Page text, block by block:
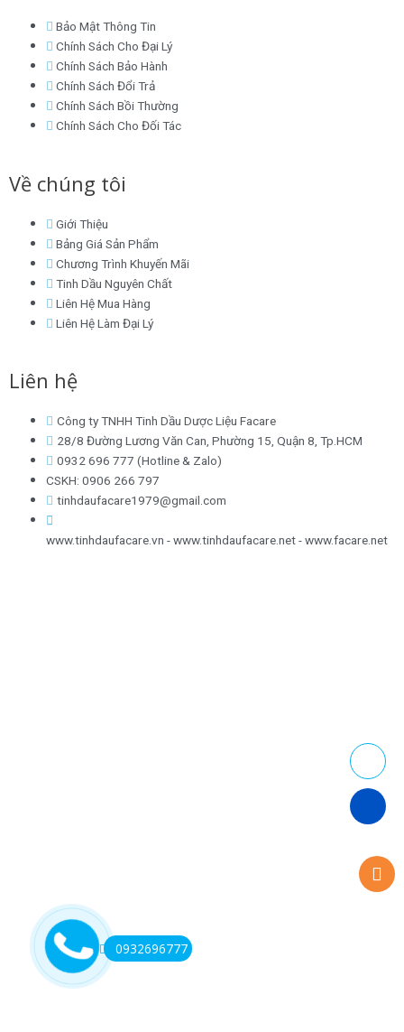
Bảo Mật Thông Tin
Chính Sách Cho Đại Lý
Chính Sách Bảo Hành
Chính Sách Đổi Trả
Chính Sách Bồi Thường
Chính Sách Cho Đối Tác
Về chúng tôi
Giới Thiệu
Bảng Giá Sản Phẩm
Chương Trình Khuyến Mãi
Tinh Dầu Nguyên Chất
Liên Hệ Mua Hàng
Liên Hệ Làm Đại Lý
Liên hệ
Công ty TNHH Tinh Dầu Dược Liệu Facare
28/8 Đường Lương Văn Can, Phường 15, Quận 8, Tp.HCM
0932 696 777 (Hotline & Zalo)
CSKH: 0906 266 797
tinhdaufacare1979@gmail.com
www.tinhdaufacare.vn - www.tinhdaufacare.net - www.facare.net
0932696777